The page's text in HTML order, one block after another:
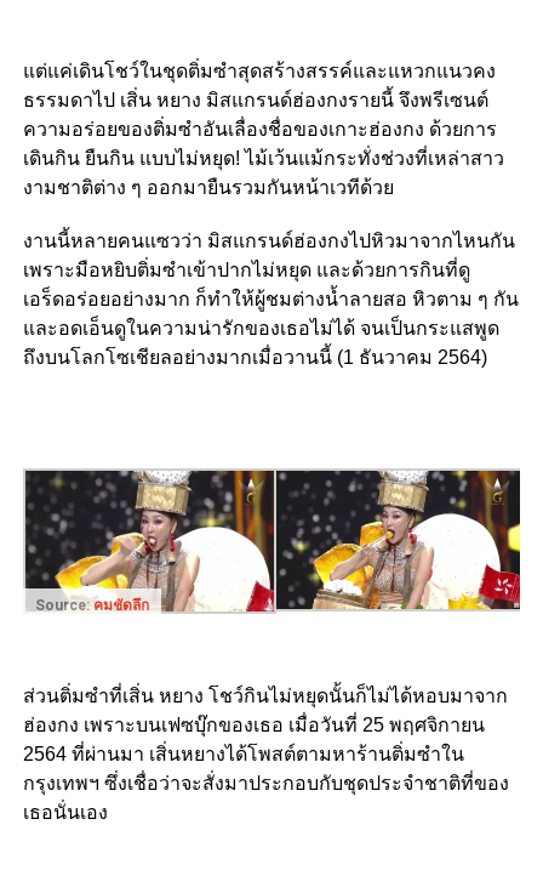
แต่แค่เดินโชว์ในชุดติ่มซำสุดสร้างสรรค์และแหวกแนวคง
ธรรมดาไป เสิ่น หยาง มิสแกรนด์ฮ่องกงรายนี้ จึงพรีเซนต์
ความอร่อยของติ่มซำอันเลื่องชื่อของเกาะฮ่องกง ด้วยการ
เดินกิน ยืนกิน แบบไม่หยุด! ไม้เว้นแม้กระทั่งช่วงที่เหล่าสาว
งามชาติต่าง ๆ ออกมายืนรวมกันหน้าเวทีด้วย
งานนี้หลายคนแซวว่า มิสแกรนด์ฮ่องกงไปหิวมาจากไหนกัน
เพราะมือหยิบติ่มซำเข้าปากไม่หยุด และด้วยการกินที่ดู
เอร็ดอร่อยอย่างมาก ก็ทำให้ผู้ชมต่างน้ำลายสอ หิวตาม ๆ กัน
และอดเอ็นดูในความน่ารักของเธอไม่ได้ จนเป็นกระแสพูด
ถึงบนโลกโซเชียลอย่างมากเมื่อวานนี้ (1 ธันวาคม 2564)
Source: คมชัดลึก
ส่วนติ่มซำที่เสิ่น หยาง โชว์กินไม่หยุดนั้นก็ไม่ได้หอบมาจาก
ฮ่องกง เพราะบนเฟซบุ๊กของเธอ เมื่อวันที่ 25 พฤศจิกายน
2564 ที่ผ่านมา เสิ่นหยางได้โพสต์ตามหาร้านติ่มซำใน
กรุงเทพฯ ซึ่งเชื่อว่าจะสั่งมาประกอบกับชุดประจำชาติที่ของ
เธอนั่นเอง